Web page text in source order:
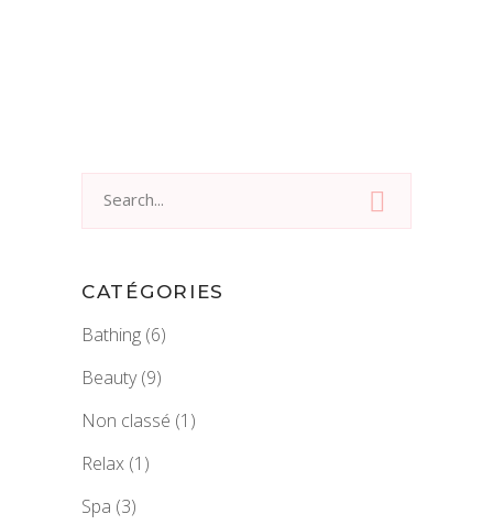
CATÉGORIES
Bathing (6)
Beauty(9)
Non classé (1)
Relax (1)
Spa (3)